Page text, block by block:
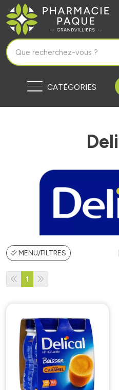
CATÉGORIES
MENU/FILTRES
1